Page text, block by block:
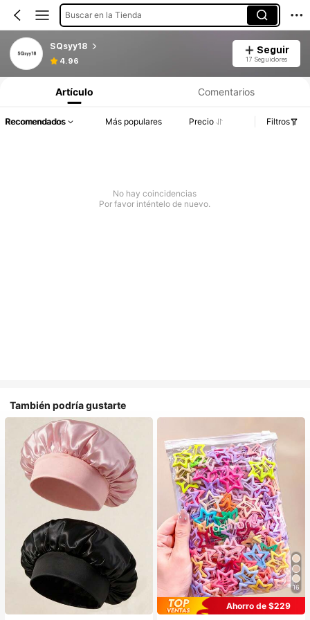
Buscar en la Tienda
SQsyy18
4.96
Seguir
17 Seguidores
Artículo Comentarios
Recomendados Más populares Precio Filtros
No hay coincidencias
Por favor inténtelo de nuevo.
También podría gustarte
#1 Más vendidos
en Multicolor Gorros para el pelo para mujer
Establecido hace 1 año
16
Ahorro de $229
#1 Más vendidos
en Aleación De Hierro Accesorios para el cabello d
¡Casi agotado!